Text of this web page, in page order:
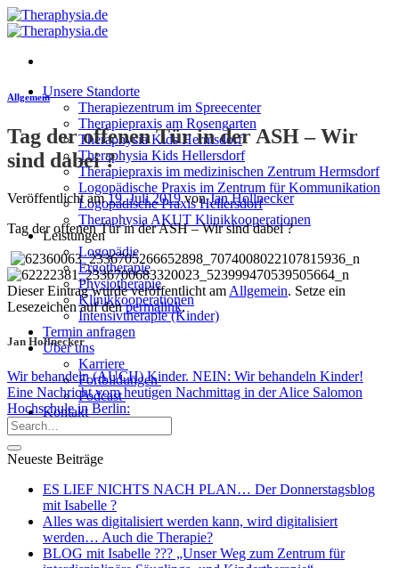
Zum
Inhalt
Unsere Standorte
Therapiezentrum im Spreecenter
Therapiepraxis am Rosengarten
Theraphysia Kids Hermsdorf
Theraphysia Kids Hellersdorf
Therapiepraxis im medizinischen Zentrum Hermsdorf
Logopädische Praxis im Zentrum für Kommunikation
Logopädische Praxis Hellersdorf
Theraphysia AKUT Klinikkooperationen
Leistungen
Logopädie
Ergotherapie
Physiotherapie
Klinikkooperationen
Intensivtherapie (Kinder)
Termin anfragen
Über uns
Karriere
Fortbildungen
Podcast
Kontakt
Allgemein
Tag der offenen Tür in der ASH – Wir
sind dabei ?
Veröffentlicht am19. Juli 2019 vonJan Hollnecker
Tag der offenen Tür in der ASH – Wir sind dabei?
Dieser Eintrag wurde veröffentlicht am Allgemein. Setze ein
Lesezeichen auf denpermalink.
Jan Hollnecker
Wir behandeln (AUCH) Kinder. NEIN: Wir behandeln Kinder!
Eine Nachricht vom heutigen Nachmittag in der Alice Salomon
Hochschule in Berlin:
Neueste Beiträge
ES LIEF NICHTS NACH PLAN… Der Donnerstagsblog
mit Isabelle ?
Alles was digitalisiert werden kann, wird digitalisiert
werden… Auch die Therapie?
BLOG mit Isabelle ??‍? „Unser Weg zum Zentrum für